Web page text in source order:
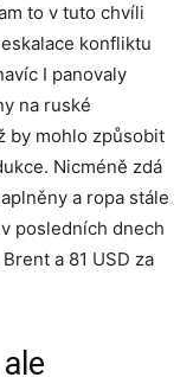
to v tuto chvíli
konfliktu
I panovaly
na ruské
by mohlo způsobit
Nicméně zdá
a ropa stále
posledních dnech
a 81 USD za